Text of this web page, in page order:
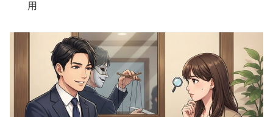
用